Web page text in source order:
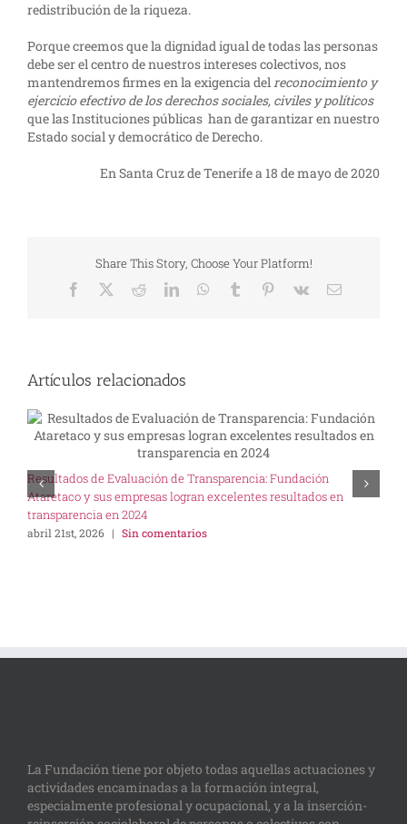
redistribución de la riqueza.
Porque creemos que la dignidad igual de todas las personas
debe ser el centro de nuestros intereses colectivos, nos
mantendremos firmes en la exigencia delreconocimiento y
ejercicio efectivo de los derechos sociales, civiles y políticos
que las Instituciones públicas han de garantizar en nuestro
Estado social y democrático de Derecho.
En Santa Cruz de Tenerife a 18 de mayo de 2020
Share This Story, Choose Your Platform!
Facebook RedditLinkedInWhatsApp
Tumblr Pinterest
Vk
Correo
Artículos relacionados
Resultados de Evaluación de Transparencia: Fundación
Ataretaco y sus empresas logran excelentes resultados en
transparencia en 2024
abril 21st, 2026 | Sin comentarios
La Fundación tiene por objeto todas aquellas actuaciones y
actividades encaminadas a la formación integral,
especialmente profesional y ocupacional, y a la inserción-